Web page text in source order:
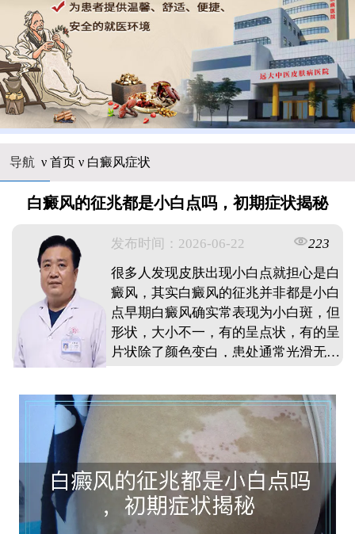
导航 ν 首页ν 白癜风症状
白癜风的征兆都是小白点吗，初期症状揭秘
发布时间：2026-06-22
223
很多人发现皮肤出现小白点就担心是白
癜风，其实白癜风的征兆并非都是小白
点早期白癜风确实常表现为小白斑，但
形状，大小不一，有的呈点状，有的呈
片状除了颜色变白，患处通常光滑无皮
退，并非纯白色另外，白斑可能出现在
面部，手部等暴露部位，也可能隐藏在
身体褶皱处发现皮肤异常变化，建议及
时观察颜色变化趋势，必要时寻求专业
指导，早期识别对后续管理很关键。 ...